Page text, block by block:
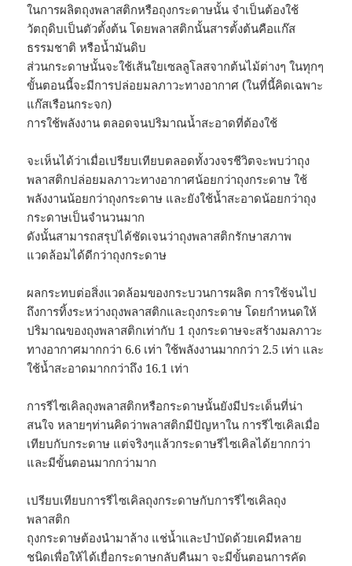
ในการผลิตถุงพลาสติกหรือถุงกระดาษนั้น จำเป็นต้องใช้
วัตถุดิบเป็นตัวตั้งต้น โดยพลาสติกนั้นสารตั้งต้นคือแก๊ส
ธรรมชาติ หรือน้ำมันดิบ
ส่วนกระดาษนั้นจะใช้เส้นใยเซลลูโลสจากต้นไม้ต่างๆ ในทุกๆ
ขั้นตอนนี้จะมีการปล่อยมลภาวะทางอากาศ (ในที่นี้คิดเฉพาะ
แก๊สเรือนกระจก)
การใช้พลังงาน ตลอดจนปริมาณน้ำสะอาดที่ต้องใช้
จะเห็นได้ว่าเมื่อเปรียบเทียบตลอดทั้งวงจรชีวิตจะพบว่าถุง
พลาสติกปล่อยมลภาวะทางอากาศน้อยกว่าถุงกระดาษ ใช้
พลังงานน้อยกว่าถุงกระดาษ และยังใช้น้ำสะอาดน้อยกว่าถุง
กระดาษเป็นจำนวนมาก
ดังนั้นสามารถสรุปได้ชัดเจนว่าถุงพลาสติกรักษาสภาพ
แวดล้อมได้ดีกว่าถุงกระดาษ
ผลกระทบต่อสิ่งแวดล้อมของกระบวนการผลิต การใช้จนไป
ถึงการทิ้งระหว่างถุงพลาสติกและถุงกระดาษ โดยกำหนดให้
ปริมาณของถุงพลาสติกเท่ากับ 1 ถุงกระดาษจะสร้างมลภาวะ
ทางอากาศมากกว่า 6.6 เท่า ใช้พลังงานมากกว่า 2.5 เท่า และ
ใช้น้ำสะอาดมากกว่าถึง 16.1 เท่า
การรีไซเคิลถุงพลาสติกหรือกระดาษนั้นยังมีประเด็นที่น่า
สนใจ หลายๆท่านคิดว่าพลาสติกมีปัญหาใน การรีไซเคิลเมื่อ
เทียบกับกระดาษ แต่จริงๆแล้วกระดาษรีไซเคิลได้ยากกว่า
และมีขั้นตอนมากกว่ามาก
เปรียบเทียบการรีไซเคิลถุงกระดาษกับการรีไซเคิลถุง
พลาสติก
ถุงกระดาษต้องนำมาล้าง แช่น้ำและบำบัดด้วยเคมีหลาย
ชนิดเพื่อให้ได้เยื่อกระดาษกลับคืนมา จะมีขั้นตอนการคัด